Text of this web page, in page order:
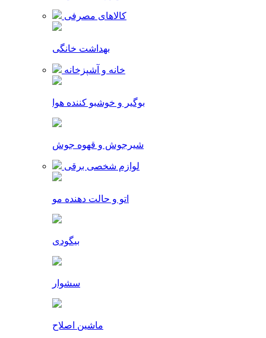
کالاهای مصرفی
بهداشت خانگی
خانه و آشپزخانه
بوگیر و خوشبو کننده هوا
شیرجوش و قهوه جوش
لوازم شخصی برقی
اتو و حالت دهنده مو
بیگودی
سشوار
ماشین اصلاح